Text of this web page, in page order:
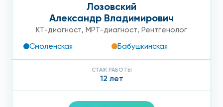
Лозовский
Александр Владимирович
КТ-диагност, МРТ-диагност, Рентгенолог
Смоленская
Бабушкинская
СТАЖ РАБОТЫ
12 лет